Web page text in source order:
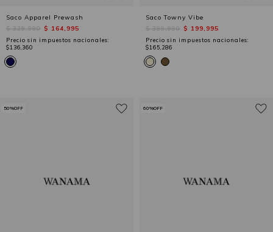
Saco Apparel Prewash
$ 329,990 $ 164,995
Precio sin impuestos nacionales:
$136,360
Saco Towny Vibe
$ 399,990 $ 199,995
Precio sin impuestos nacionales:
$165,286
50%OFF 60%OFF